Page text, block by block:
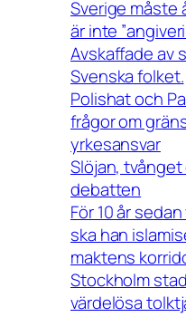
Sverige måste
är inte
Avskaffade av
Svenska folket.
Polishat och
frågor om
yrkesansvar
Slöjan,
debatten
För 10 år
ska han
maktens
Stockholm
värdelösa